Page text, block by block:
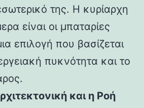
της. Η κυρίαρχη
είναι οι μπαταρίες
επιλογή που βασίζεται
πυκνότητα και το
και η Ροή